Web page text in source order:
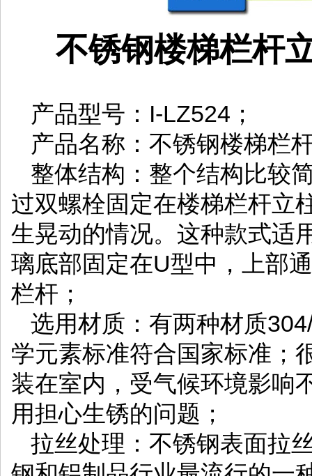
不锈钢楼梯栏杆
产品型号：I-LZ524；
产品名称：不锈钢楼梯栏
整体结构：整个结构比较
过双螺栓固定在楼梯栏杆立
生晃动的情况。这种款式适
璃底部固定在U型中，上部
栏杆；
选用材质：有两种材质
学元素标准符合国家标准；
装在室内，受气候环境影响
用担心生锈的问题；
拉丝处理：不锈钢表面拉